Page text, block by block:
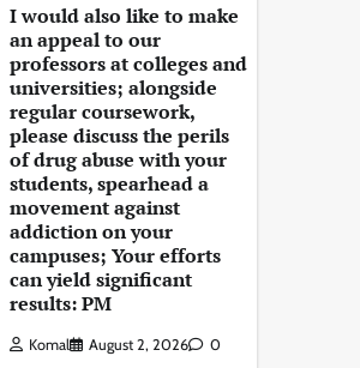
I would also like to make
an appeal to our
professors at colleges and
universities; alongside
regular coursework,
please discuss the perils
of drug abuse with your
students, spearhead a
movement against
addiction on your
campuses; Your efforts
can yield significant
results: PM
Komal August 2, 2026 0